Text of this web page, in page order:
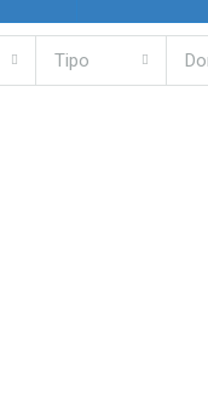
Tipo